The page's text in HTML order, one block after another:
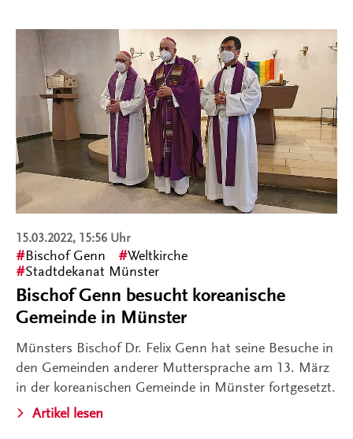
15.03.2022, 15:56 Uhr
Bischof Genn
Weltkirche
Stadtdekanat Münster
Bischof Genn besucht koreanische
Gemeinde in Münster
Münsters Bischof Dr. Felix Genn hat seine Besuche in
den Gemeinden anderer Muttersprache am 13. März
in der koreanischen Gemeinde in Münster fortgesetzt.
Artikel lesen